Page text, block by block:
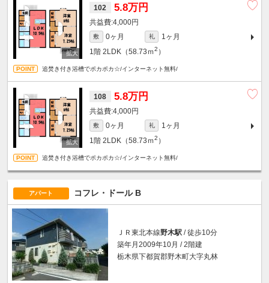
102 5.8万円
4,000円
敷 0ヶ月 礼
1ヶ月
1階 2LDK（58.73ｍ2 ）
追焚き付き浴槽でポカポカ☆/インターネット無料/
108 5.8万円
4,000円
敷 0ヶ月 礼
1ヶ月
1階 2LDK（58.73ｍ2 ）
追焚き付き浴槽でポカポカ☆/インターネット無料/
アパート コフレ・ドール B
ＪＲ東北本線野木駅 / 徒歩10分
築年月2009年10月 / 2階建
栃木県下都賀郡野木町大字丸林